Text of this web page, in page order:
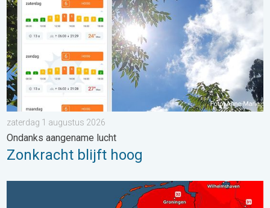
zaterdag 1 augustus 2026
Ondanks aangename lucht
Zonkracht blijft hoog
Woensdag bijna overal tropisch warm. Tot maximaal 35